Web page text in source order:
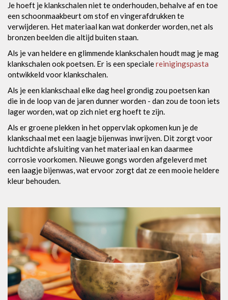
Je hoeft je klankschalen niet te onderhouden, behalve af en toe
een schoonmaakbeurt om stof en vingerafdrukken te
verwijderen. Het materiaal kan wat donkerder worden, net als
bronzen beelden die altijd buiten staan.
Als je van heldere en glimmende klankschalen houdt mag je mag
klankschalen ook poetsen. Er is een specialereinigingspasta
ontwikkeld voor klankschalen.
Als je een klankschaal elke dag heel grondig zou poetsen kan
die in de loop van de jaren dunner worden - dan zou de toon iets
lager worden, wat op zich niet erg hoeft te zijn.
Als er groene plekken in het oppervlak opkomen kun je de
klankschaal met een laagje bijenwas inwrijven. Dit zorgt voor
luchtdichte afsluiting van het materiaal en kan daarmee
corrosie voorkomen. Nieuwe gongs worden afgeleverd met
een laagje bijenwas, wat ervoor zorgt dat ze een mooie heldere
kleur behouden.